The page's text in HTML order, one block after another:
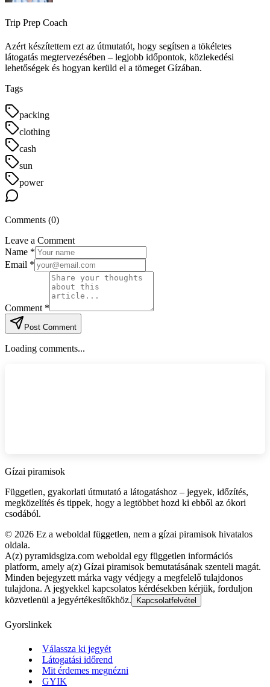
Trip Prep Coach
Azért készítettem ezt az útmutatót, hogy segítsen a tökéletes
látogatás megtervezésében – legjobb időpontok, közlekedési
lehetőségek és hogyan kerüld el a tömeget Gízában.
Tags
packing
clothing
cash
sun
power
Comments (0)
Leave a Comment
Name *
Email *
Comment *
Post Comment
Loading comments...
Gízai piramisok
Független, gyakorlati útmutató a látogatáshoz – jegyek, időzítés,
megközelítés és tippek, hogy a legtöbbet hozd ki ebből az ókori
csodából.
© 2026 Ez a weboldal független, nem a gízai piramisok hivatalos
oldala.
A(z) pyramidsgiza.com weboldal egy független információs
platform, amely a(z) Gízai piramisok bemutatásának szenteli magát.
Minden bejegyzett márka vagy védjegy a megfelelő tulajdonos
tulajdona. A jegyekkel kapcsolatos kérdésekben kérjük, forduljon
közvetlenül a jegyértékesítőkhöz.
Kapcsolatfelvétel
Gyorslinkek
Válassza ki jegyét
Látogatási időrend
Mit érdemes megnézni
GYIK